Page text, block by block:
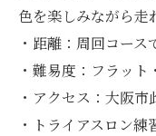
色を楽しみながら走
・距離：周回コー
・難易度：フラッ
・アクセス：大阪
・トライアスロン